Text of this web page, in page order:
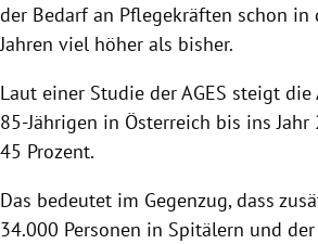
der Bedarf an Pflegekräften schon in
Jahren viel höher als bisher.
Laut einer Studie der AGES steigt
85-Jährigen in Österreich bis ins
45 Prozent.
Das bedeutet im Gegenzug, dass
34.000 Personen in Spitälern und